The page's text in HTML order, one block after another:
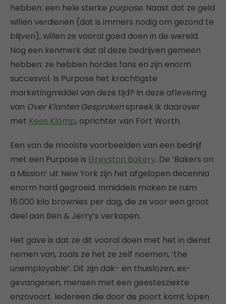
hebben: een hele sterke purpose. Naast dat ze geld
willen verdienen (dat is immers nodig om gezond te
blijven), willen ze vooral goed doen in de wereld.
Nog een kenmerk dat al deze bedrijven gemeen
hebben: ze hebben hordes fans en zijn enorm
succesvol. Is Purpose het krachtigste
marketingmiddel van deze tijd? In deze aflevering
van Over Klanten Gesprokenspreek ik daarover
met Kees Klomp, oprichter van Fort Worth.
Een van de mooiste voorbeelden van een bedrijf
met een Purpose is Greyston Bakery. De ‘Bakers on
a Mission’ uit New York zijn het afgelopen decennia
enorm hard gegroeid. Inmiddels maken ze ruim
16.000 kilo brownies per dag, die ze voor een groot
deel aan Ben & Jerry’s verkopen.
Het gave is dat ze dit vooral doen met het in dienst
nemen van, zoals ze het ze zelf noemen, ’the
unemployable’. Dit zijn dak- en thuislozen, ex-
gevangenen, mensen met een geestesziekte
enzovoort. Iedereen die door de poort komt lopen